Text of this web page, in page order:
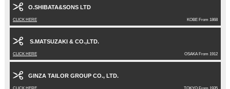
O.SHIBATA&SONS LTD
CLICK HERE KOBE From 1868
S.MATSUZAKI & CO.,LTD.
CLICK HERE OSAKA From 1912
GINZA TAILOR GROUP CO., LTD.
CLICK HERE TOKYO From 1935